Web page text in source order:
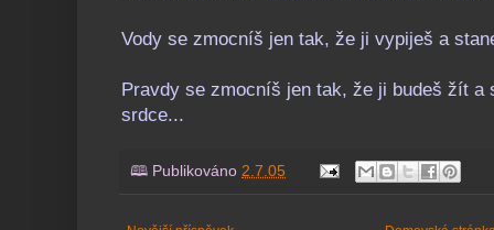
Vody se zmocníš jen tak, že ji vypiješ a
Pravdy se zmocníš jen tak, že ji budeš žít a
srdce...
🕮 Publikováno 2.7.05